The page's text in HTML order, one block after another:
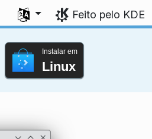
Seleccione a sua língua
Feito pelo KDE
Instalar em
Linux